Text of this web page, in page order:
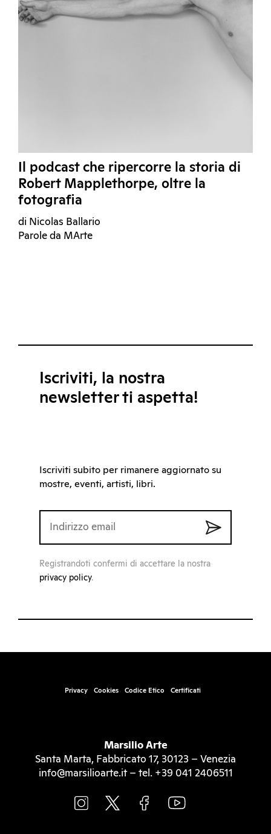
Il podcast che ripercorre la storia di
Robert Mapplethorpe, oltre la
fotografia
di Nicolas Ballario
Parole da MArte
Iscriviti, la nostra
newsletter ti aspetta!
Iscriviti subito per rimanere aggiornato su
mostre, eventi, artisti, libri.
Registrandoti confermi di accettare la nostra
privacy policy.
Privacy Cookies Codice Etico Certificati
Marsilio Arte
Santa Marta, Fabbricato 17, 30123 – Venezia
info@marsilioarte.it – tel. +39 041 2406511